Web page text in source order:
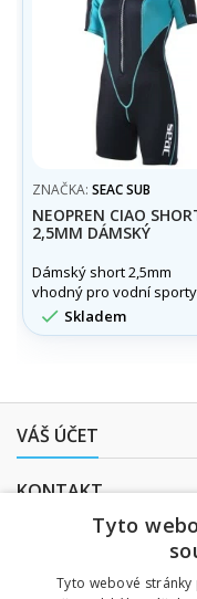
ZNAČKA: SEAC SUB
NEOPREN CIAO
2,5MM DÁMSKÝ
Dámský short 2,5mm
vhodný pro vodní
 Skladem
VÁŠ ÚČET
KONTAKT
Tyto
Tyto webové